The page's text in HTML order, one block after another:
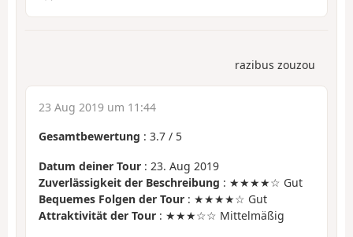
razibus zouzou
23 Aug 2019 um 11:44
Gesamtbewertung : 3.7 / 5
Datum deiner Tour : 23. Aug 2019
Zuverlässigkeit der Beschreibung : ★★★★☆ Gut
Bequemes Folgen der Tour : ★★★★☆ Gut
Attraktivität der Tour : ★★★☆☆ Mittelmäßig